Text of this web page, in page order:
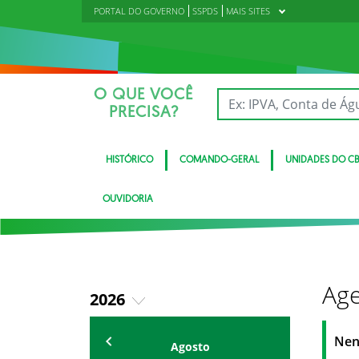
PORTAL DO GOVERNO SSPDS MAIS SITES
O QUE VOCÊ
PRECISA?
HISTÓRICO COMANDO-GERAL UNIDADES DO
OUVIDORIA
2026
2018
Agosto